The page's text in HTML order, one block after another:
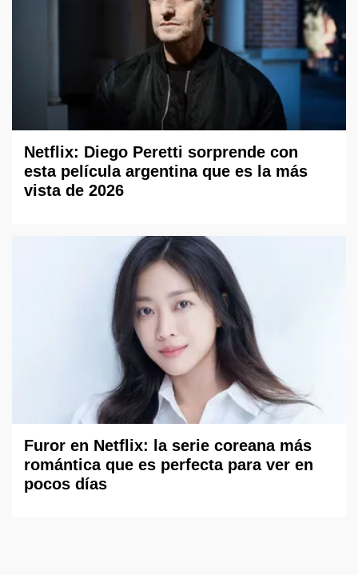
Netflix: Diego Peretti sorprende con
esta película argentina que es la más
vista de 2026
Furor en Netflix: la serie coreana más
romántica que es perfecta para ver en
pocos días